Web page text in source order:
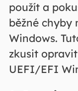
použít a
běžné chyby
Windows.
zkusit
UEFI/EFI